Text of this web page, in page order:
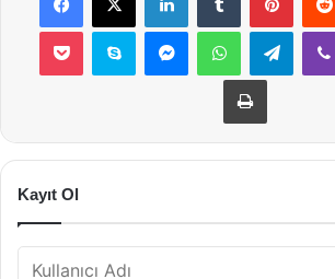
Pocket Skype MessengerWhatsApp
Yazdır
Kayıt Ol